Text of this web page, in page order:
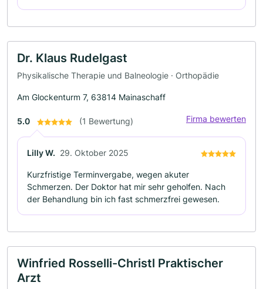
Dr. Klaus Rudelgast
Physikalische Therapie und Balneologie · Orthopädie
Am Glockenturm 7, 63814 Mainaschaff
5.0 (1 Bewertung) Firma bewerten
Lilly W. 29. Oktober 2025
Kurzfristige Terminvergabe, wegen akuter
Schmerzen. Der Doktor hat mir sehr geholfen. Nach
der Behandlung bin ich fast schmerzfrei gewesen.
Winfried Rosselli-Christl Praktischer
Arzt